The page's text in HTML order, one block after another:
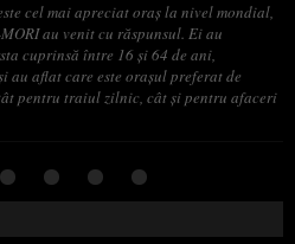
cel mai apreciat oraş la nivel mondial,
au venit cu răspunsul. Ei au
cuprinsă între 16 şi 64 de ani,
aflat care este oraşul preferat de
pentru traiul zilnic, cât şi pentru afaceri